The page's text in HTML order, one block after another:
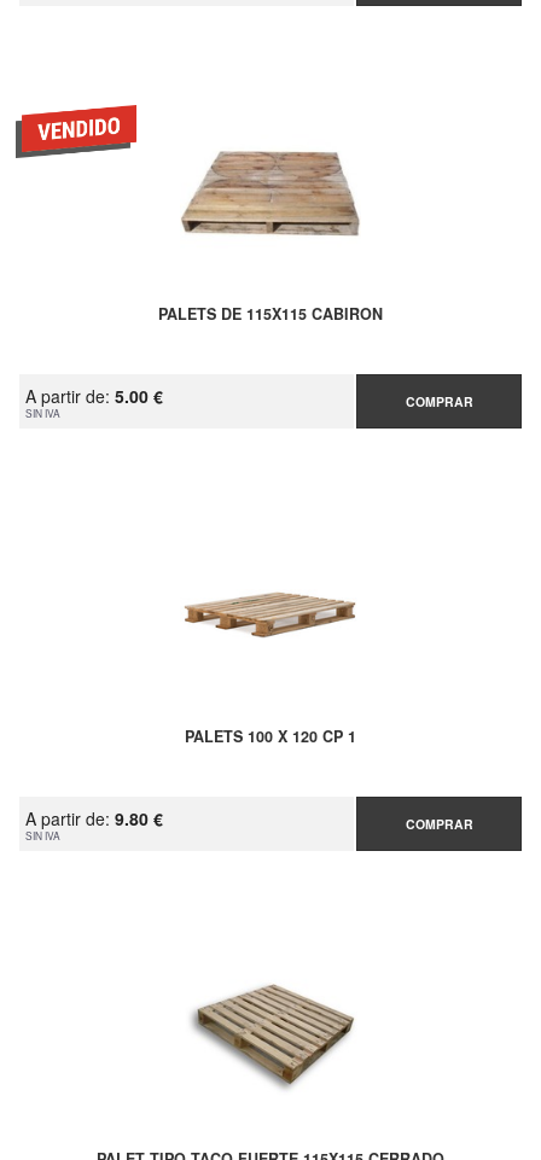
PALETS DE 115X115 CABIRON
A partir de: 5.00 €
SIN IVA
COMPRAR
PALETS 100 X 120 CP 1
A partir de: 9.80 €
SIN IVA
COMPRAR